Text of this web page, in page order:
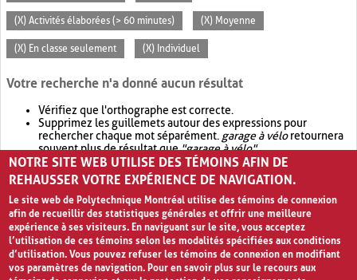
(X) Activités élaborées (> 60 minutes) (X) Moyenne
(X) En classe seulement (X) Individuel
Votre recherche n'a donné aucun résultat
Vérifiez que l'orthographe est correcte.
Supprimez les guillemets autour des expressions pour
rechercher chaque mot séparément. garage à véloretournera
souvent plus de résultat que"garage à vélo".
Envisagez d'élargir votre recherche avec OR.garage OR vélo
retournera souvent plus de résultat quegarage à vélo
NOTRE SITE WEB UTILISE DES TÉMOINS AFIN DE
REHAUSSER VOTRE EXPÉRIENCE DE NAVIGATION.
Le site web de Polytechnique Montréal utilise des témoins de connexion
afin de recueillir des statistiques générales et offrir une meilleure
expérience à ses visiteurs. En naviguant sur le site, vous acceptez
l’utilisation de ces témoins selon les modalités spécifiées aux conditions
d’utilisation. Vous pouvez refuser les témoins de connexion en modifiant
vos paramètres de navigation. Pour en savoir plus sur le recours aux